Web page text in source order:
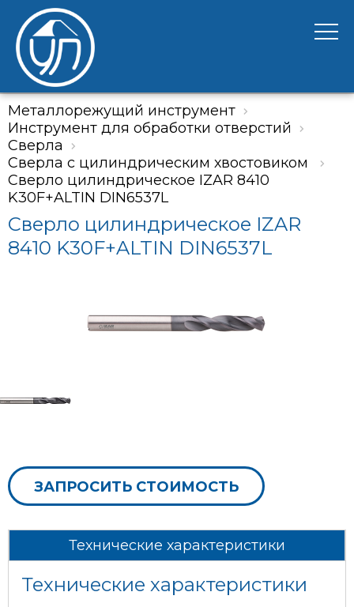
Металлорежущий инструмент
Инструмент для обработки отверстий
Сверла
Сверла с цилиндрическим хвостовиком
Сверло цилиндрическое IZAR 8410
K30F+ALTIN DIN6537L
Сверло цилиндрическое IZAR
8410 K30F+ALTIN DIN6537L
ЗАПРОСИТЬ СТОИМОСТЬ
Технические характеристики
Технические характеристики